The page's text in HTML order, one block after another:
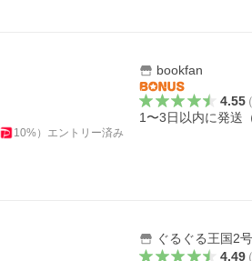
10%） エントリー済み
bookfan
4.55（
1〜3日以内に発送
ぐるぐる王国2
4.49